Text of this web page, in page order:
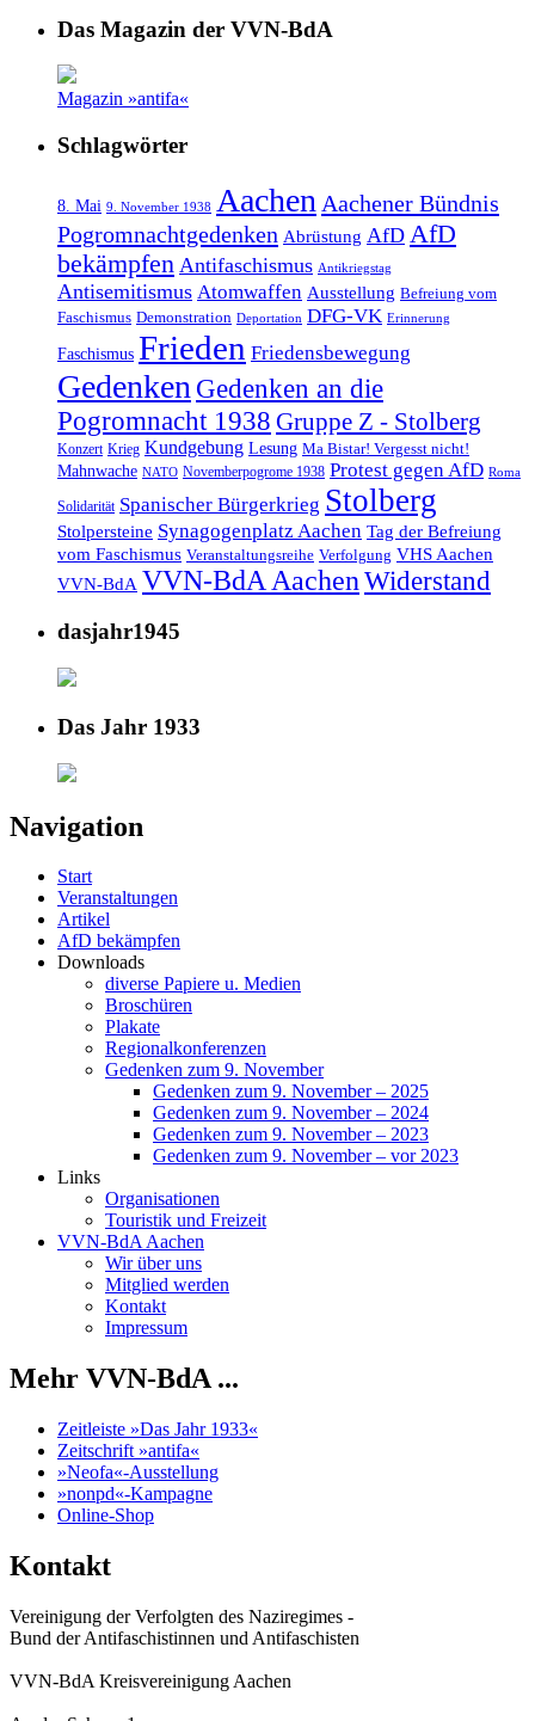
Das Magazin der VVN-BdA
Magazin »antifa«
Schlagwörter
8. Mai 9. November 1938 Aachen Aachener Bündnis
Pogromnachtgedenken Abrüstung AfD AfD
bekämpfen Antifaschismus Antikriegstag
Antisemitismus Atomwaffen Ausstellung Befreiung vom
Faschismus Demonstration Deportation DFG-VK Erinnerung
Faschismus Frieden Friedensbewegung
Gedenken Gedenken an die
Pogromnacht 1938 Gruppe Z - Stolberg
Konzert Krieg Kundgebung Lesung Ma Bistar! Vergesst nicht!
Mahnwache NATO Novemberpogrome 1938 Protest gegen AfD Roma
Solidarität Spanischer Bürgerkrieg Stolberg
Stolpersteine Synagogenplatz Aachen Tag der Befreiung
vom Faschismus Veranstaltungsreihe Verfolgung VHS Aachen
VVN-BdA VVN-BdA AachenWiderstand
dasjahr1945
Das Jahr 1933
Navigation
Start
Veranstaltungen
Artikel
AfD bekämpfen
Downloads
diverse Papiere u. Medien
Broschüren
Plakate
Regionalkonferenzen
Gedenken zum 9. November
Gedenken zum 9. November – 2025
Gedenken zum 9. November – 2024
Gedenken zum 9. November – 2023
Gedenken zum 9. November – vor 2023
Links
Organisationen
Touristik und Freizeit
VVN-BdA Aachen
Wir über uns
Mitglied werden
Kontakt
Impressum
Mehr VVN-BdA ...
Zeitleiste »Das Jahr 1933«
Zeitschrift »antifa«
»Neofa«-Ausstellung
»nonpd«-Kampagne
Online-Shop
Kontakt
Vereinigung der Verfolgten des Naziregimes -
Bund der Antifaschistinnen und Antifaschisten
VVN-BdA Kreisvereinigung Aachen